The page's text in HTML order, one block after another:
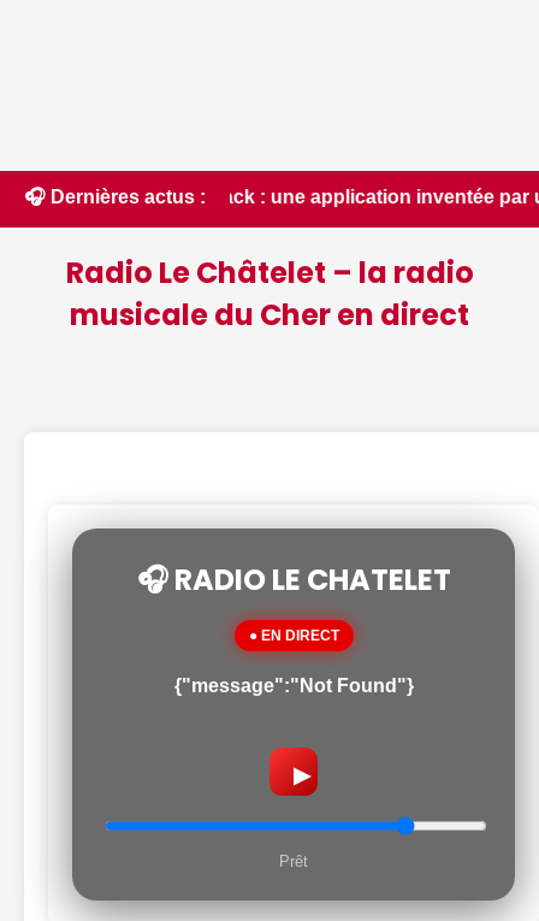
🎧 Dernières actus :
: une application inventée par un
Radio Le Châtelet – la radio
musicale du Cher en direct
🎧 RADIO LE CHATELET
● EN DIRECT
{"message":"Not Found"}
▶
Prêt